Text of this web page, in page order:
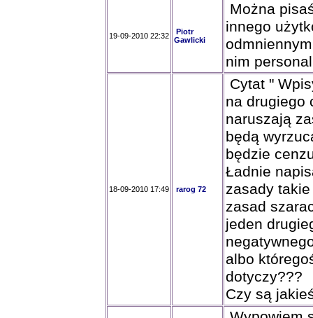
19-09-2010 22:32
Piotr
Gawlicki
Można
innego
nim
18-09-2010 17:49 rarog 72
Cytat "
na drugiego
naruszają
będą
będzie
Ładnie
zasady takie
zasad
jeden
albo
dotyczy???
Czy są